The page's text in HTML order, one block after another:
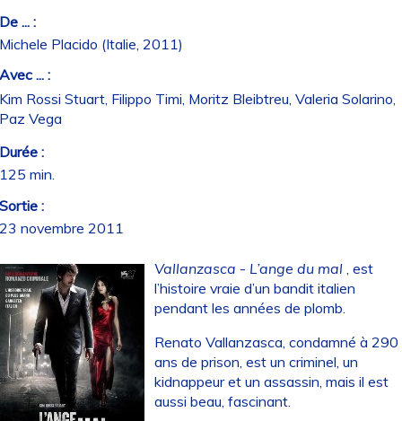
... :
Placido (Italie, 2011)
... :
Rossi Stuart, Filippo Timi, Moritz Bleibtreu, Valeria Solarino,
Vega
:
min.
:
novembre 2011
Vallanzasca - L’ange du mal , est
l’histoire vraie d’un bandit italien
pendant les années de plomb.
Renato Vallanzasca, condamné à 290
ans de prison, est un criminel, un
kidnappeur et un assassin, mais il est
aussi beau, fascinant.